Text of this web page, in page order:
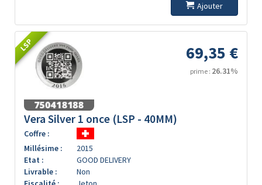
Ajouter
LSP 69,35 €
prime : 26.31%
Vera Silver 1 once (LSP - 40MM)
Coffre :
Millésime :
2015
Etat :
GOOD DELIVERY
Livrable :
Non